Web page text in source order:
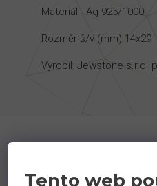
Tento web
Materiál - Ag 925/1000
Rozměr š/v (mm) 14x29
Vyrobil: Jewstone s.r.o.